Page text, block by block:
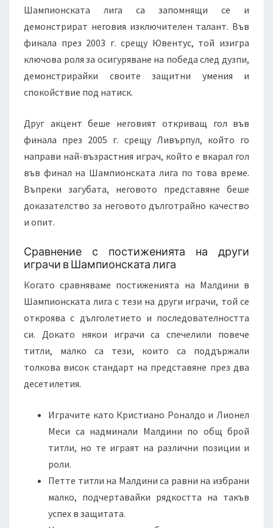
Шампионската лига са запомнящи се и
демонстрират неговия изключителен талант. Във
финала през 2003 г. срещу Ювентус, той изигра
ключова роля за осигуряване на победа след дузпи,
демонстрирайки своите защитни умения и
спокойствие под натиск.
Друг акцент беше неговият откриващ гол във
финала през 2005 г. срещу Ливърпул, който го
направи най-възрастния играч, който е вкарал гол
във финал на Шампионската лига по това време.
Въпреки загубата, неговото представяне беше
доказателство за неговото дълготрайно качество
и опит.
Сравнение с постиженията на други
играчи в Шампионската лига
Когато сравняваме постиженията на Малдини в
Шампионската лига с тези на други играчи, той се
откроява с дълголетието и последователността
си. Докато някои играчи са спечелили повече
титли, малко са тези, които са поддържали
толкова висок стандарт на представяне през два
десетилетия.
Играчите като Кристиано Роналдо и Лионел
Меси са надминали Малдини по общ брой
титли, но те играят на различни позиции и
роли.
Петте титли на Малдини са равни на избрани
малко, подчертавайки рядкостта на такъв
успех в защитата.